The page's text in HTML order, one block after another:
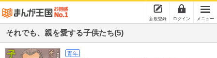
新規登録 ログイン メニュー
それでも、親を愛する子供たち(5)
青年